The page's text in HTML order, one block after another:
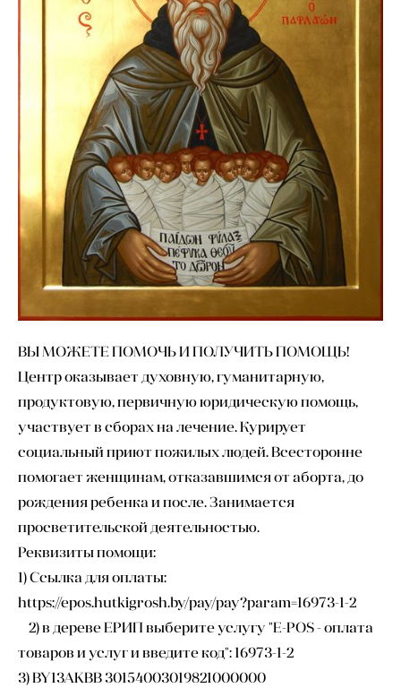
ВЫ МОЖЕТЕ ПОМОЧЬ И ПОЛУЧИТЬ ПОМОЩЬ!
Центр оказывает духовную, гуманитарную,
продуктовую, первичную юридическую помощь,
участвует в сборах на лечение. Курирует
социальный приют пожилых людей. Всесторонне
помогает женщинам, отказавшимся от аборта, до
рождения ребенка и после. Занимается
просветительской деятельностью.
Реквизиты помощи:
1) Ссылка для оплаты:
https://epos.hutkigrosh.by/pay/pay?param=16973-1-2
2) в дереве ЕРИП выберите услугу "E-POS - оплата
товаров и услуг и введите код": 16973-1-2
3) BY13AKBB 30154003019821000000